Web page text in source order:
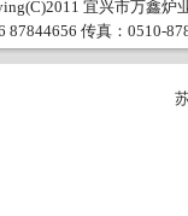
宜兴市万鑫炉
87844656 传真：0510-